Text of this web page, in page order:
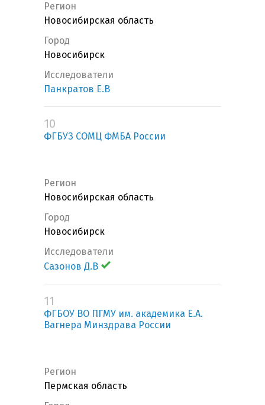
Регион
Новосибирская область
Город
Новосибирск
Исследователи
Панкратов Е.В
10
ФГБУЗ СОМЦ ФМБА России
Регион
Новосибирская область
Город
Новосибирск
Исследователи
Сазонов Д.В
11
ФГБОУ ВО ПГМУ им. академика Е.А.
Вагнера Минздрава России
Регион
Пермская область